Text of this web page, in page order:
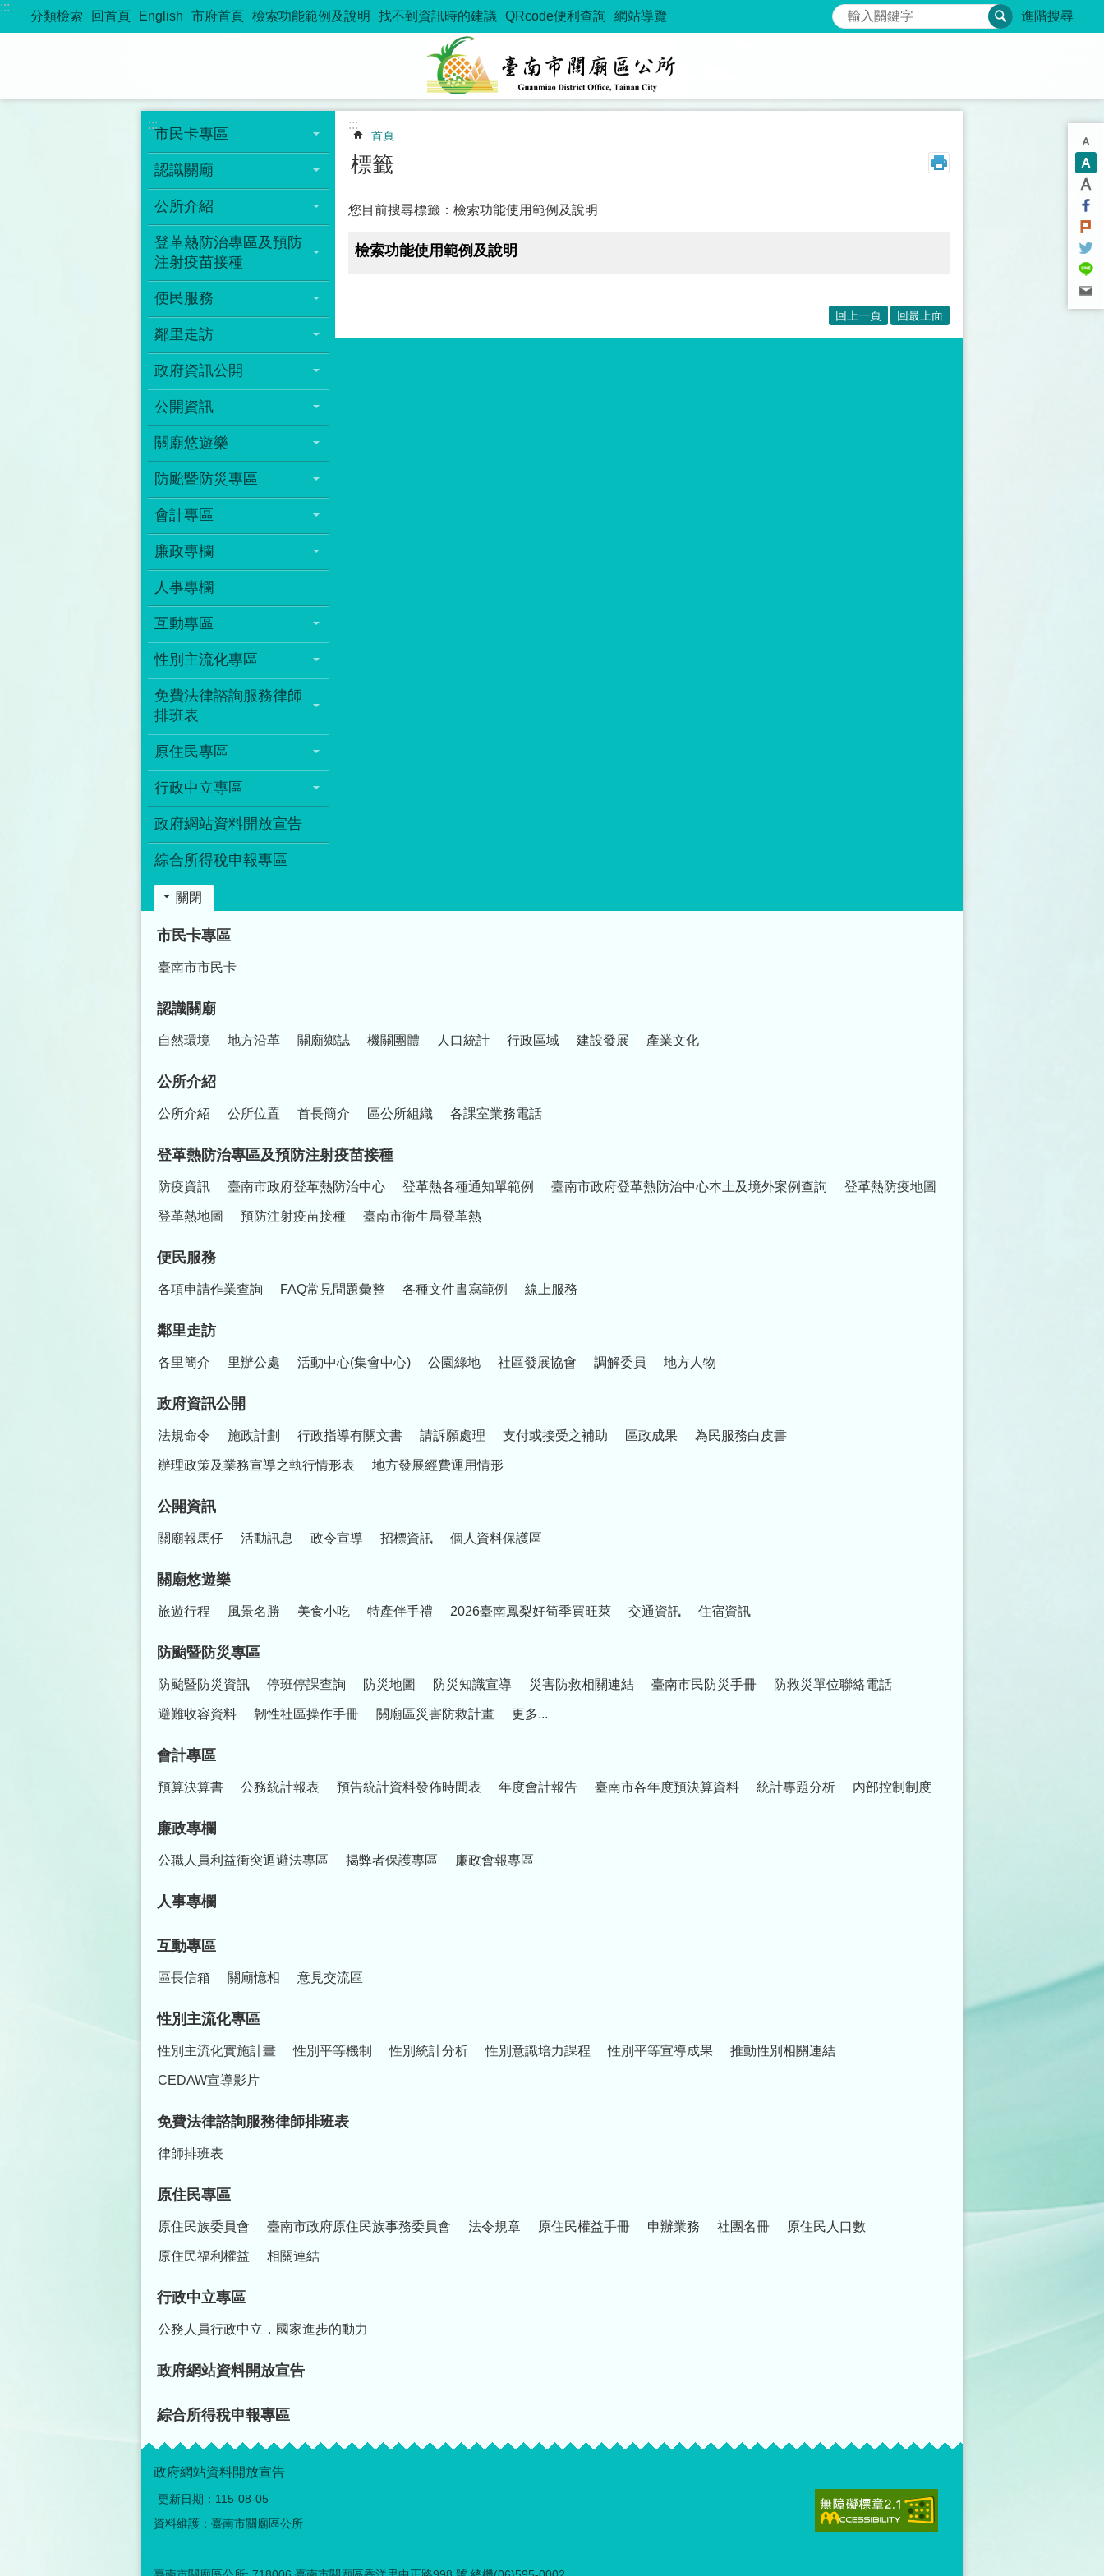
跳到主要內容區塊
:::
分類檢索 回首頁 English 市府首頁 檢索功能範例及說明 找不到資訊時的建議 QRcode便利查詢 網站導覽 搜尋 進階搜尋
:::
市民卡專區
認識關廟
公所介紹
登革熱防治專區及預防
注射疫苗接種
便民服務
鄰里走訪
政府資訊公開
公開資訊
關廟悠遊樂
防颱暨防災專區
會計專區
廉政專欄
人事專欄
互動專區
性別主流化專區
免費法律諮詢服務律師
排班表
原住民專區
行政中立專區
政府網站資料開放宣告
綜合所得稅申報專區
:::
首頁
標籤
您目前搜尋標籤：檢索功能使用範例及說明
檢索功能使用範例及說明
回上一頁 回最上面
關閉
市民卡專區
臺南市市民卡
認識關廟
自然環境 地方沿革 關廟鄉誌 機關團體 人口統計 行政區域 建設發展 產業文化
公所介紹
公所介紹 公所位置 首長簡介 區公所組織 各課室業務電話
登革熱防治專區及預防注射疫苗接種
防疫資訊 臺南市政府登革熱防治中心 登革熱各種通知單範例 臺南市政府登革熱防治中心本土及境外案例查詢 登革熱防疫地圖
登革熱地圖 預防注射疫苗接種 臺南市衛生局登革熱
便民服務
各項申請作業查詢 FAQ常見問題彙整 各種文件書寫範例 線上服務
鄰里走訪
各里簡介 里辦公處 活動中心(集會中心) 公園綠地 社區發展協會 調解委員 地方人物
政府資訊公開
法規命令 施政計劃 行政指導有關文書 請訴願處理 支付或接受之補助 區政成果 為民服務白皮書
辦理政策及業務宣導之執行情形表 地方發展經費運用情形
公開資訊
關廟報馬仔 活動訊息 政令宣導 招標資訊 個人資料保護區
關廟悠遊樂
旅遊行程 風景名勝 美食小吃 特產伴手禮 2026臺南鳳梨好筍季買旺萊 交通資訊 住宿資訊
防颱暨防災專區
防颱暨防災資訊 停班停課查詢 防災地圖 防災知識宣導 災害防救相關連結 臺南市民防災手冊 防救災單位聯絡電話
避難收容資料 韌性社區操作手冊 關廟區災害防救計畫 更多...
會計專區
預算決算書 公務統計報表 預告統計資料發佈時間表 年度會計報告 臺南市各年度預決算資料 統計專題分析 內部控制制度
廉政專欄
公職人員利益衝突迴避法專區 揭弊者保護專區 廉政會報專區
人事專欄
互動專區
區長信箱 關廟憶相 意見交流區
性別主流化專區
性別主流化實施計畫 性別平等機制 性別統計分析 性別意識培力課程 性別平等宣導成果 推動性別相關連結
CEDAW宣導影片
免費法律諮詢服務律師排班表
律師排班表
原住民專區
原住民族委員會 臺南市政府原住民族事務委員會 法令規章 原住民權益手冊 申辦業務 社團名冊 原住民人口數
原住民福利權益 相關連結
行政中立專區
公務人員行政中立，國家進步的動力
政府網站資料開放宣告
綜合所得稅申報專區
政府網站資料開放宣告
更新日期： 115-08-05
資料維護：臺南市關廟區公所